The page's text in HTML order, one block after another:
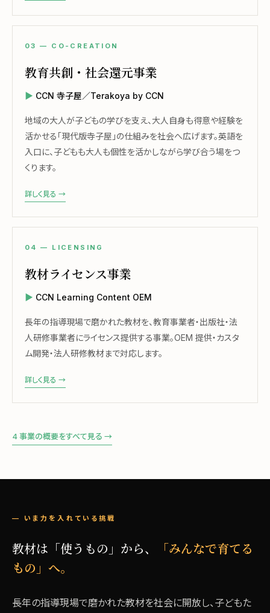
03 — CO-CREATION
教育共創・社会還元事業
CCN 寺子屋／Terakoya by CCN
地域の大人が子どもの学びを支え、大人自身も得意や経験を
活かせる「現代版寺子屋」の仕組みを社会へ広げます。英語を
入口に、子どもも大人も個性を活かしながら学び合う場をつ
くります。
詳しく見る →
04 — LICENSING
教材ライセンス事業
CCN Learning Content OEM
長年の指導現場で磨かれた教材を、教育事業者・出版社・法
人研修事業者にライセンス提供する事業。OEM 提供・カスタ
ム開発・法人研修教材まで対応します。
詳しく見る →
4 事業の概要をすべて見る →
— いま力を入れている挑戦
教材は「使うもの」から、
「みんなで育てる
もの」へ。
長年の指導現場で磨かれた教材を社会に開放し、子どもた